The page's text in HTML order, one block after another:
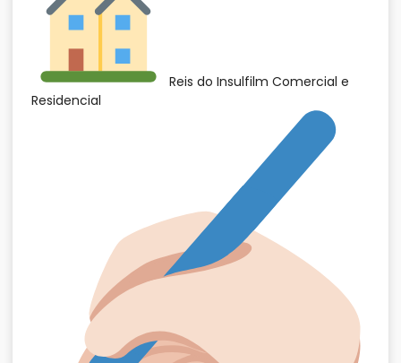
Reis do Insulfilm Comercial e
Residencial